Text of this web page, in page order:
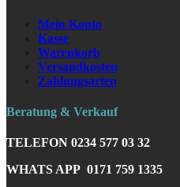
Mein Konto
Kasse
Warenkorb
Versandkosten
Zahlungsarten
Beratung & Verkauf
TELEFON 0234 577 03 32
WHATS APP 0171 759 1335